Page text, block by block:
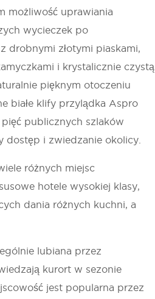
możliwość uprawiania
wycieczek po
drobnymi złotymi piaskami,
i krystalicznie czystą
pięknym otoczeniu
białe klify przylądka Aspro
pięć publicznych szlaków
dostęp i zwiedzanie okolicy.
różnych miejsc
hotele wysokiej klasy,
dania różnych kuchni, a
lubiana przez
kurort w sezonie
jest popularna przez